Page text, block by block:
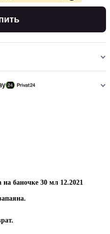
на баночке 30 мл 12.2021